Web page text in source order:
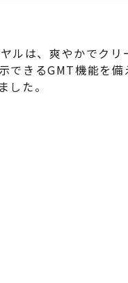
ルは、爽やかでクリ
できるGMT機能を備
た。